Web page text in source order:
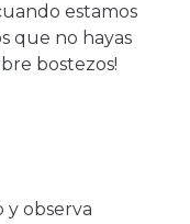
estamos
que no hayas
bostezos!
y observa